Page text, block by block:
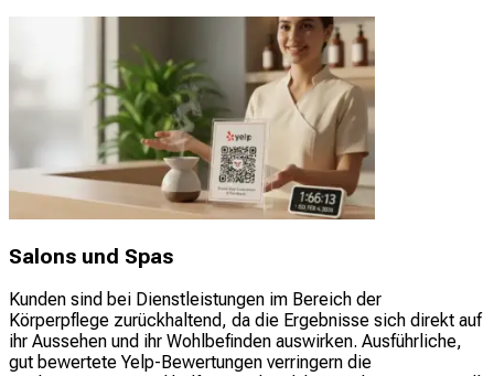
Salons und Spas
Kunden sind bei Dienstleistungen im Bereich der
Körperpflege zurückhaltend, da die Ergebnisse sich direkt auf
ihr Aussehen und ihr Wohlbefinden auswirken. Ausführliche,
gut bewertete Yelp-Bewertungen verringern die